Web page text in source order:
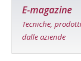
E-magazine
Tecniche,
dalle aziende